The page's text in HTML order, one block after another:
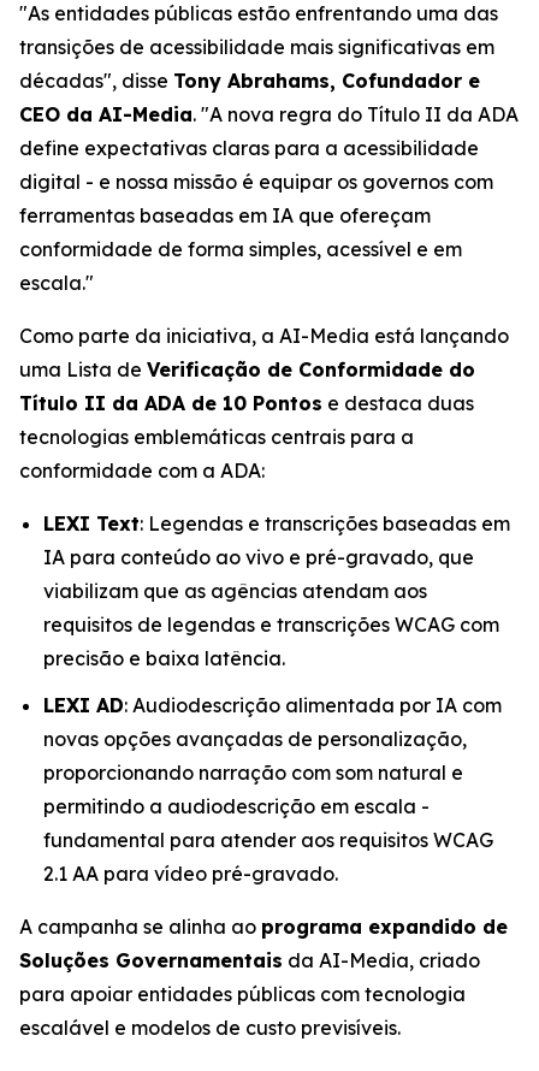
"As entidades públicas estão enfrentando uma das
transições de acessibilidade mais significativas em
décadas", disse Tony Abrahams, Cofundador e
CEO da AI-Media. "A nova regra do Título II da ADA
define expectativas claras para a acessibilidade
digital - e nossa missão é equipar os governos com
ferramentas baseadas em IA que ofereçam
conformidade de forma simples, acessível e em
escala."
Como parte da iniciativa, a AI-Media está lançando
uma Lista de Verificação de Conformidade do
Título II da ADA de 10 Pontos e destaca duas
tecnologias emblemáticas centrais para a
conformidade com a ADA:
LEXI Text: Legendas e transcrições baseadas em
IA para conteúdo ao vivo e pré-gravado, que
viabilizam que as agências atendam aos
requisitos de legendas e transcrições WCAG com
precisão e baixa latência.
LEXI AD: Audiodescrição alimentada por IA com
novas opções avançadas de personalização,
proporcionando narração com som natural e
permitindo a audiodescrição em escala -
fundamental para atender aos requisitos WCAG
2.1 AA para vídeo pré-gravado.
A campanha se alinha ao programa expandido de
Soluções Governamentais da AI-Media, criado
para apoiar entidades públicas com tecnologia
escalável e modelos de custo previsíveis.